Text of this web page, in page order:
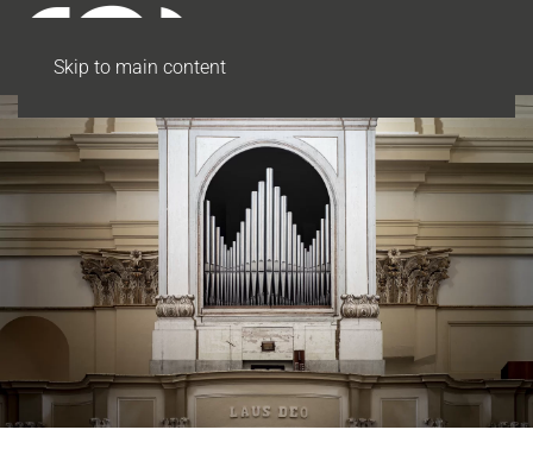
Skip to main content